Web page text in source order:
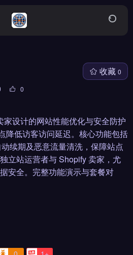
0
收藏 0
设计的网站性能优化与安全防护
降低访客访问延迟。核心功能包括
续期及恶意流量清洗，保障站点
立站运营者与 Shopify 卖家，尤
安全。完整功能演示与套餐对